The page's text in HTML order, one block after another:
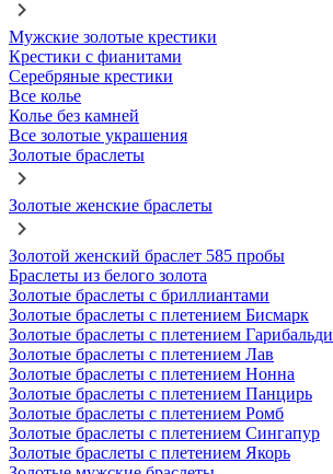
Мужские золотые крестики
Крестики с фианитами
Серебряные крестики
Все колье
Колье без камней
Все золотые украшения
Золотые браслеты
Золотые женские браслеты
Золотой женский браслет 585 пробы
Браслеты из белого золота
Золотые браслеты с бриллиантами
Золотые браслеты с плетением Бисмарк
Золотые браслеты с плетением Гарибальди
Золотые браслеты с плетением Лав
Золотые браслеты с плетением Нонна
Золотые браслеты с плетением Панцирь
Золотые браслеты с плетением Ромб
Золотые браслеты с плетением Сингапур
Золотые браслеты с плетением Якорь